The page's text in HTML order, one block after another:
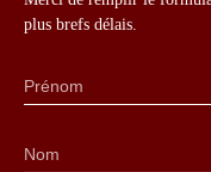
plus brefs délais.
Prénom
Nom